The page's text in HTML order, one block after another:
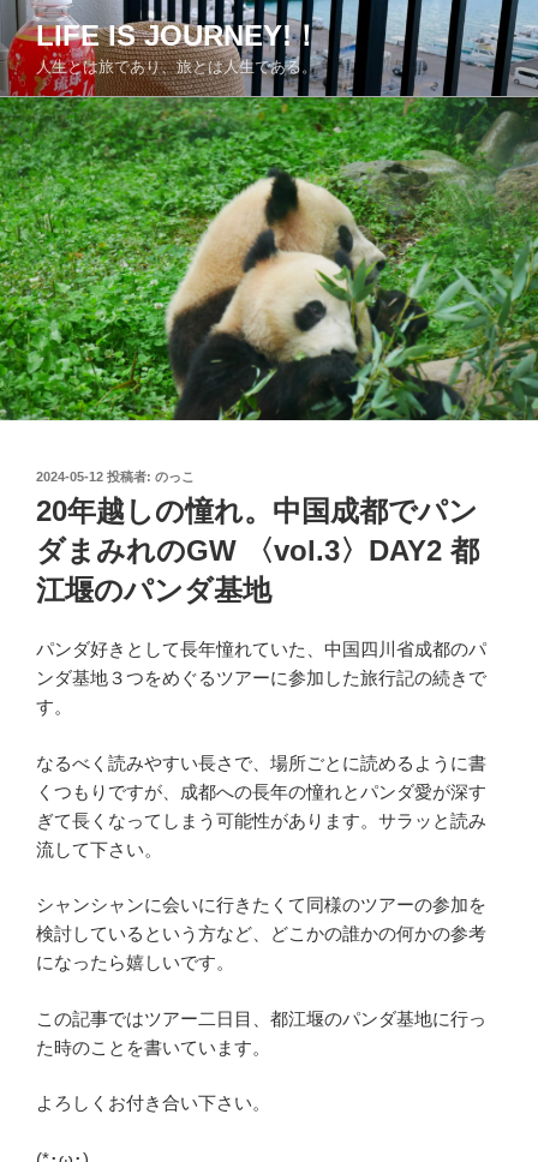
コ
ン
テ
ン
ツ
へ
ス
キ
ッ
プ
LIFE IS JOURNEY!！
人生とは旅であり、旅とは人生である。
投
日:
2024-05-12 投稿者: のっこ
20年越しの憧れ。中国成都でパン
ダまみれのGW 〈vol.3〉DAY2 都
江堰のパンダ基地
パンダ好きとして長年憧れていた、中国四川省成都のパ
ンダ基地３つをめぐるツアーに参加した旅行記の続きで
す。
なるべく読みやすい長さで、場所ごとに読めるように書
くつもりですが、成都への長年の憧れとパンダ愛が深す
ぎて長くなってしまう可能性があります。サラッと読み
流して下さい。
シャンシャンに会いに行きたくて同様のツアーの参加を
検討しているという方など、どこかの誰かの何かの参考
になったら嬉しいです。
この記事ではツアー二日目、都江堰のパンダ基地に行っ
た時のことを書いています。
よろしくお付き合い下さい。